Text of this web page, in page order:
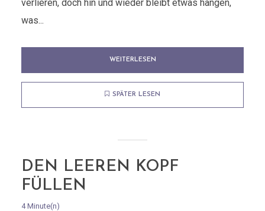
verlieren, doch hin und wieder bleibt etwas hängen,
was...
WEITERLESEN
SPÄTER LESEN
DEN LEEREN KOPF
FÜLLEN
4 Minute(n)